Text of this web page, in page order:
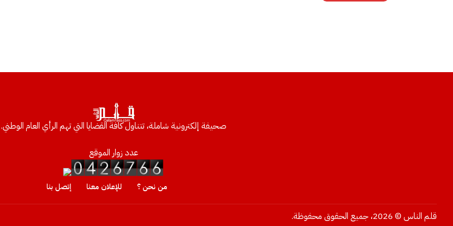
صحيفة إلكترونية شاملة، تتناول كافة القضايا التي تهم الرأي العام الوطني.
عدد زوار الموقع
من نحن ؟ للإعلان معنا إتصل بنا
قلم الناس © 2026، جميع الحقوق محفوظة.